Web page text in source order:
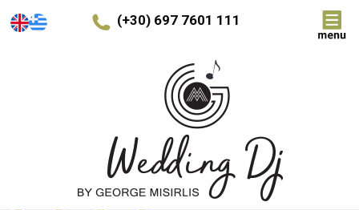
(+30) 697 7601 111